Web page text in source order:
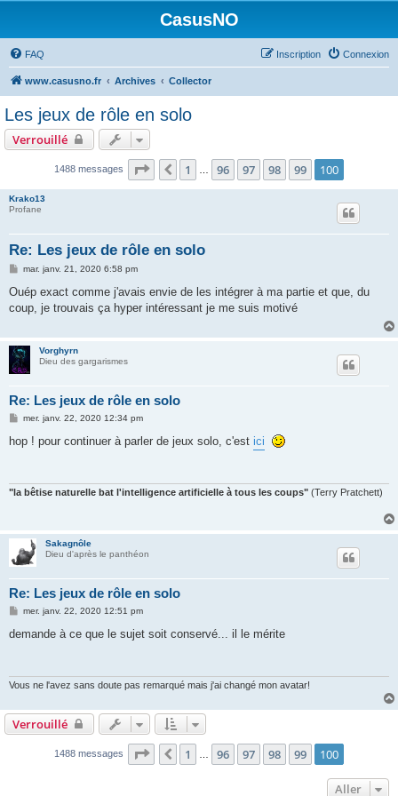
CasusNO
FAQ Connexion
Inscription
www.casusno.fr Archives Collector
Les jeux de rôle en solo
Verrouillé
1488 messages Page 100 sur100
Précédent
1 96 97 98 99 100
Krako13
Profane
Re: Les jeux de rôle en solo
M
s
a
mar. janv. 21, 2020 6:58 pm
Ouép exact comme j'avais envie de les intégrer à ma partie et que, du
coup, je trouvais ça hyper intéressant je me suis motivé
Vorghyrn
Dieu des gargarismes
Re: Les jeux de rôle en solo
M
s
s
mer. janv. 22, 2020 12:34 pm
hop ! pour continuer à parler de jeux solo, c'est ici
"la bêtise naturelle bat l'intelligence artificielle à tous les coups" (Terry Pratchett)
Sakagnôle
Dieu d'après le panthéon
Re: Les jeux de rôle en solo
M
s
mer. janv. 22, 2020 12:51 pm
demande à ce que le sujet soit conservé... il le mérite
Vous ne l'avez sans doute pas remarqué mais j'ai changé mon avatar!
Verrouillé
1488 messages Page 100 sur100
Précédent
1 … 96 97 98 99 100
Aller